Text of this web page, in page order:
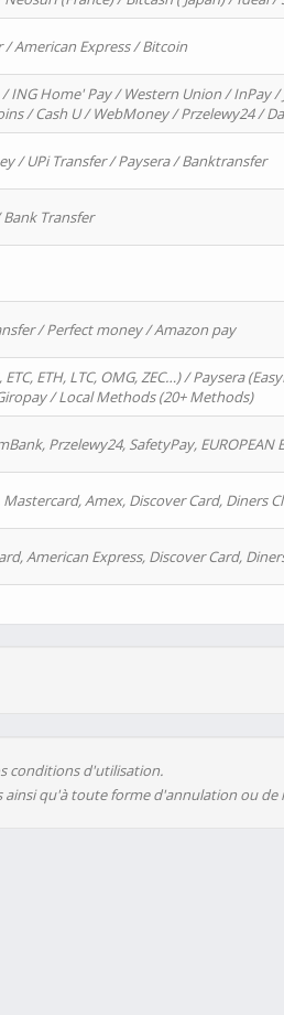
American Express / Bitcoin
Home' Pay / Western Union / InPay /
/ Cash U / WebMoney / Przelewy24 /
/ UPi Transfer / Paysera / Banktransfer
Transfer
/ Perfect money / Amazon pay
ETH, LTC, OMG, ZEC…) / Paysera
/ Local Methods (20+ Methods)
Przelewy24, SafetyPay, EUROPEAN
Amex, Discover Card, Diners
American Express, Discover Card,
conditions d'utilisation.
ainsi qu'à toute forme d'annulation ou